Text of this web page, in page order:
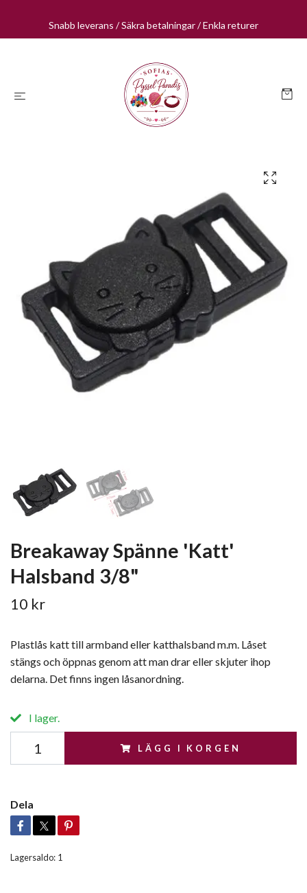
Snabb leverans / Säkra betalningar / Enkla returer
Breakaway Spänne 'Katt'
Halsband 3/8"
10 kr
Plastlås katt till armband eller katthalsband m.m. Låset
stängs och öppnas genom att man drar eller skjuter ihop
delarna. Det finns ingen låsanordning.
I lager.
LÄGG I KORGEN
Dela
Lagersaldo: 1